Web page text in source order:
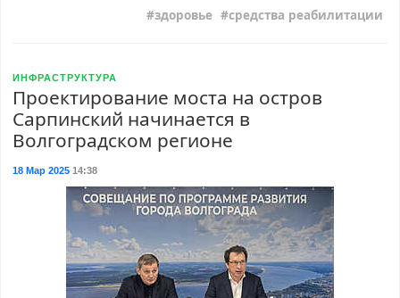
здоровье средства реабилитации
ИНФРАСТРУКТУРА
Проектирование моста на остров
Сарпинский начинается в
Волгоградском регионе
18 Мар 202514:38